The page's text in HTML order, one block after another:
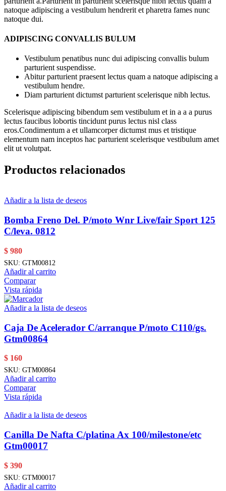
natoque adipiscing a vestibulum hendrerit et pharetra fames nunc
natoque dui.
ADIPISCING CONVALLIS BULUM
Vestibulum penatibus nunc dui adipiscing convallis bulum
parturient suspendisse.
Abitur parturient praesent lectus quam a natoque adipiscing a
vestibulum hendre.
Diam parturient dictumst parturient scelerisque nibh lectus.
Scelerisque adipiscing bibendum sem vestibulum et in a a a purus
lectus faucibus lobortis tincidunt purus lectus nisl class
eros.Condimentum a et ullamcorper dictumst mus et tristique
elementum nam inceptos hac parturient scelerisque vestibulum amet
elit ut volutpat.
Productos relacionados
Añadir a la lista de deseos
Bomba Freno Del. P/moto Wnr Live/fair Sport 125
C/leva. 0812
$ 980
SKU: GTM00812
Añadir al carrito
Comparar
Vista rápida
Añadir a la lista de deseos
Caja De Acelerador C/arranque P/moto C110/gs.
Gtm00864
$ 160
SKU: GTM00864
Añadir al carrito
Comparar
Vista rápida
Añadir a la lista de deseos
Canilla De Nafta C/platina Ax 100/milestone/etc
Gtm00017
$ 390
SKU: GTM00017
Añadir al carrito